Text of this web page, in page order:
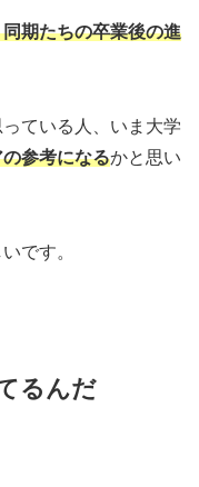
期たちの卒業後の進
ている人、いま大学
参考になるかと思い
です。
るんだ